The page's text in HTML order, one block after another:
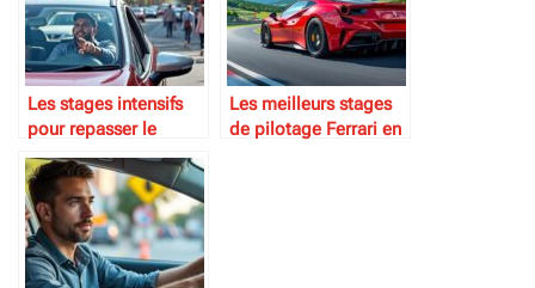
Les stages intensifs
pour repasser le
permis rapidement
Les meilleurs stages
de pilotage Ferrari en